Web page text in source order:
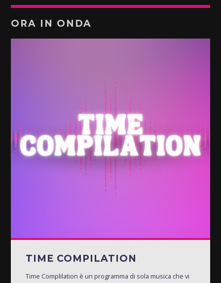
ORA IN ONDA
TIME COMPILATION
Time Complilation è un programma di sola musica che vi